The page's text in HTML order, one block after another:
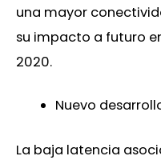
una mayor
su impacto a futuro
2020.
Nuevo
La baja latencia